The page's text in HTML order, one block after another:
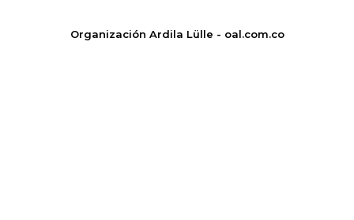
Organización Ardila Lülle - oal.com.co